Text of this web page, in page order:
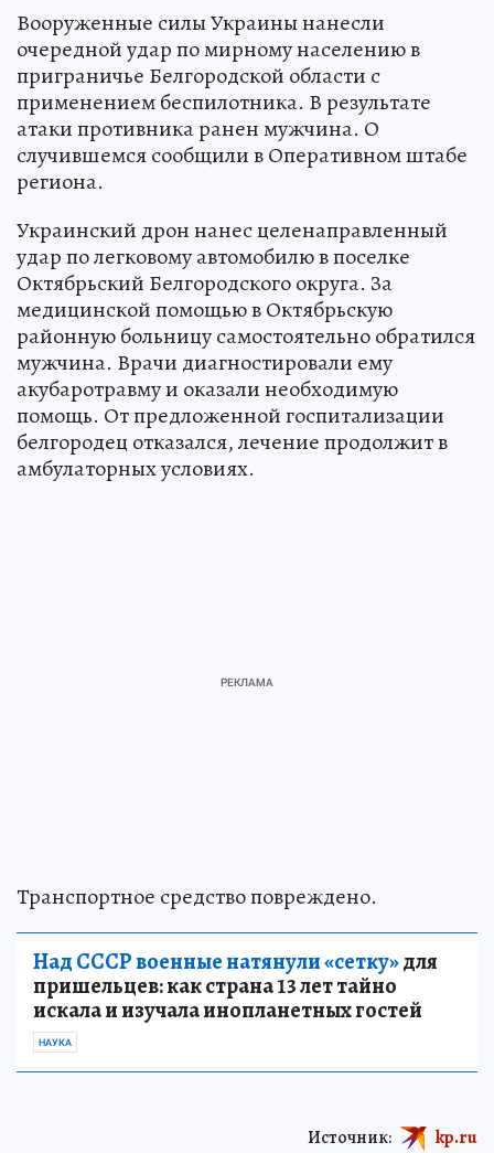
Вооруженные силы Украины нанесли
очередной удар по мирному населению в
приграничье Белгородской области с
применением беспилотника. В результате
атаки противника ранен мужчина. О
случившемся сообщили в Оперативном штабе
региона.
Украинский дрон нанес целенаправленный
удар по легковому автомобилю в поселке
Октябрьский Белгородского округа. За
медицинской помощью в Октябрьскую
районную больницу самостоятельно обратился
мужчина. Врачи диагностировали ему
акубаротравму и оказали необходимую
помощь. От предложенной госпитализации
белгородец отказался, лечение продолжит в
амбулаторных условиях.
Транспортное средство повреждено.
Над СССР военные натянули «сетку»для
пришельцев: как страна 13 лет тайно
искала и изучала инопланетных гостей
НАУКА
Источник: kp.ru